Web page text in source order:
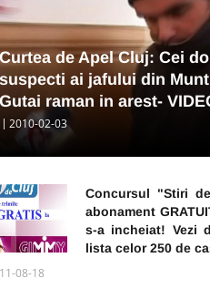
Curtea de Apel Cluj: Cei
suspecti ai jafului din
Gutai raman in arest-
2010-02-03
Concursul "Stiri
abonament
s-a incheiat! Vezi
lista celor 250 de
08-18